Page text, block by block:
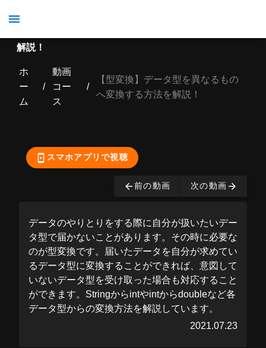
解説！
ホ
ー
ム
/
動画
コー
ス
/
【型変換】データ型を異なるもの
へ変換する方法を解説！
購入する
スマホアプリで視聴
前の動画 次の動画
データのやりとりをする際に自分が扱いたいデー
タ型で届かないことがあります。その時に必要な
のが型変換です。届いたデータを自分が求めてい
るデータ型に変換することができれば、意図して
いないデータ型を受け取った場合も対応すること
ができます。Stringからintやintからdoubleなど各
データ型からの変換方法を解説しています。
2021.07.23